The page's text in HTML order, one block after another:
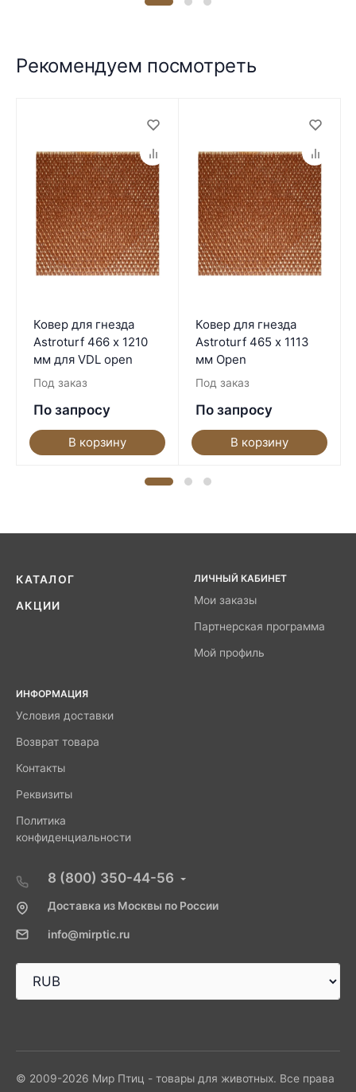
Рекомендуем посмотреть
Ковер для гнезда
Astroturf 466 х 1210
мм для VDL open
Под заказ
По запросу
В корзину
Ковер для гнезда
Astroturf 465 х 1113
мм Open
Под заказ
По запросу
В корзину
КАТАЛОГ
АКЦИИ
ЛИЧНЫЙ КАБИНЕТ
Мои заказы
Партнерская программа
Мой профиль
ИНФОРМАЦИЯ
Условия доставки
Возврат товара
Контакты
Реквизиты
Политика
конфиденциальности
8 (800) 350-44-56
Доставка из Москвы по России
info@mirptic.ru
© 2009-2026 Мир Птиц - товары для животных. Все права